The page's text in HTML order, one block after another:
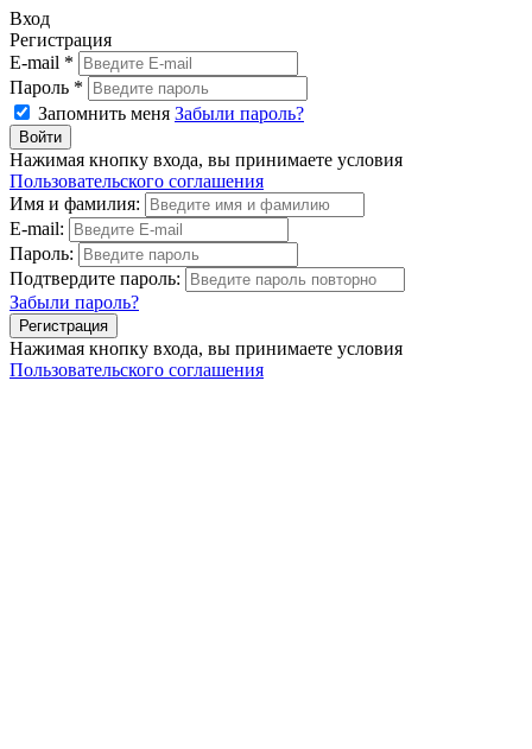
Вход
Регистрация
E-mail *
Пароль *
Запомнить меня Забыли пароль?
Нажимая кнопку входа, вы принимаете условия
Пользовательского соглашения
Имя и фамилия:
E-mail:
Пароль:
Подтвердите пароль:
Забыли пароль?
Нажимая кнопку входа, вы принимаете условия
Пользовательского соглашения